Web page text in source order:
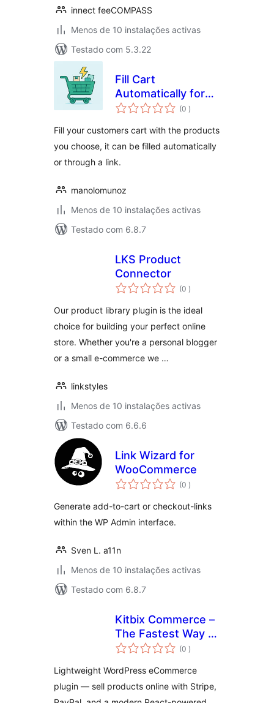
innect feeCOMPASS
Menos de 10 instalações activas
Testado com 5.3.22
Fill Cart
Automatically for
WooCommerce
(0 classificações
)
Fill your customers cart with the products
you choose, it can be filled automatically
or through a link.
manolomunoz
Menos de 10 instalações activas
Testado com 6.8.7
LKS Product
Connector
(0 classificações
)
Our product library plugin is the ideal
choice for building your perfect online
store. Whether you're a personal blogger
or a small e-commerce we …
linkstyles
Menos de 10 instalações activas
Testado com 6.6.6
Link Wizard for
WooCommerce
(0 classificações
)
Generate add-to-cart or checkout-links
within the WP Admin interface.
Sven L. a11n
Menos de 10 instalações activas
Testado com 6.8.7
Kitbix Commerce –
The Fastest Way to
Start Selling on
(0 classificações
)
Lightweight WordPress eCommerce
plugin — sell products online with Stripe,